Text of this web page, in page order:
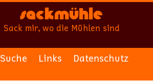
Sackmühle
Sack mir, wo die Mühlen sind
Suche Links
Datenschutz